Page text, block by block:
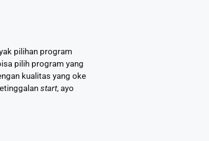
pilihan program
pilih program yang
kualitas yang oke
start, ayo